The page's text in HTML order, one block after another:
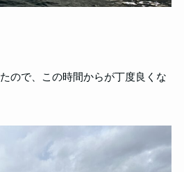
ので、この時間からが丁度良くな